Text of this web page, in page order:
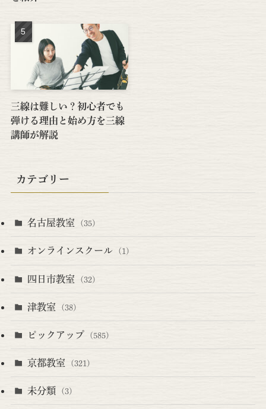
三線は難しい？初心者でも
弾ける理由と始め方を三線
講師が解説
カテゴリー
名古屋教室 (35)
オンラインスクール (1)
四日市教室 (32)
津教室 (38)
ピックアップ (585)
京都教室 (321)
未分類 (3)